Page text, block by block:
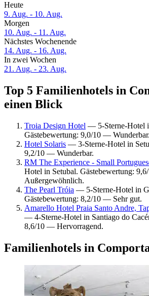
Heute
9. Aug. - 10. Aug.
Morgen
10. Aug. - 11. Aug.
Nächstes Wochenende
14. Aug. - 16. Aug.
In zwei Wochen
21. Aug. - 23. Aug.
Top 5 Familienhotels in
einen Blick
Troia Design Hotel — 5-Sterne-Hotel
Gästebewertung: 9,0/10 — Wunderbar.
Hotel Solaris — 3-Sterne-Hotel in
9,2/10 — Wunderbar.
RM The Experience - Small
Hotel in Setubal. Gästebewertung:
Außergewöhnlich.
The Pearl Tróia — 5-Sterne-Hotel in
Gästebewertung: 8,2/10 — Sehr gut.
Amarello Hotel Praia Santo Andre,
— 4-Sterne-Hotel in Santiago do
8,6/10 — Hervorragend.
Familienhotels in